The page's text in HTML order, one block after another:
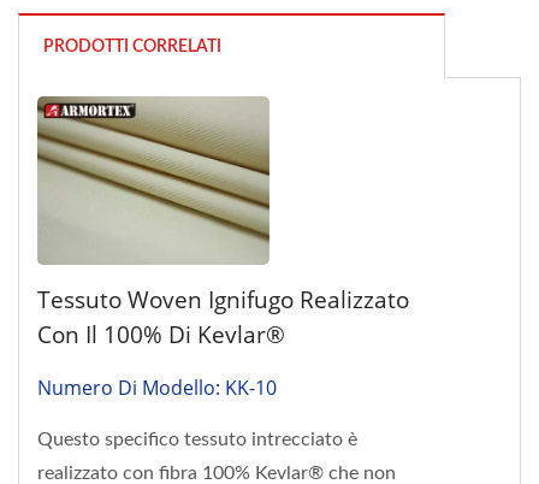
PRODOTTI CORRELATI
Tessuto Woven Ignifugo Realizzato
Con Il 100% Di Kevlar®
Numero Di Modello: KK-10
Questo specifico tessuto intrecciato è
realizzato con fibra 100% Kevlar® che non